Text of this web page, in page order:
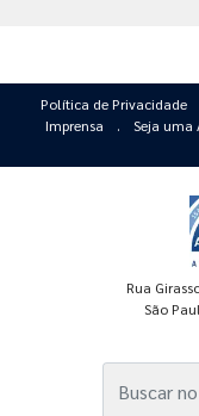
Política de Privacidade
Imprensa
. Seja uma
Rua
São